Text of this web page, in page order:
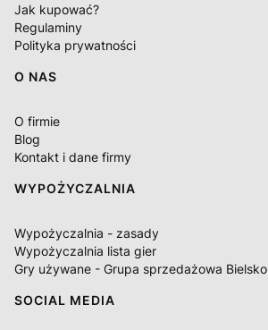
Jak kupować?
Regulaminy
Polityka prywatności
O NAS
O firmie
Blog
Kontakt i dane firmy
WYPOŻYCZALNIA
Wypożyczalnia - zasady
Wypożyczalnia lista gier
Gry używane - Grupa sprzedażowa Bielsko
SOCIAL MEDIA